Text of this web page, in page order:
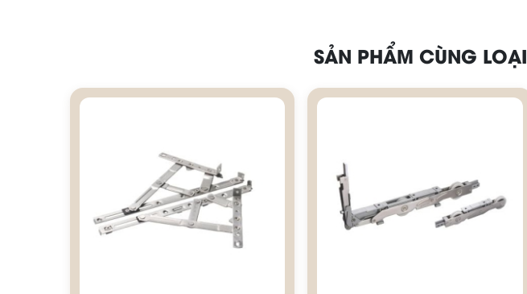
SẢN PHẨM CÙNG LOẠI